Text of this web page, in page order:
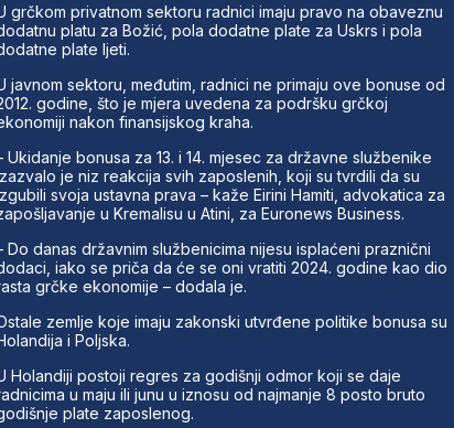
grčkom privatnom sektoru radnici imaju pravo na obaveznu
platu za Božić, pola dodatne plate za Uskrs i pola
plate ljeti.
javnom sektoru, međutim, radnici ne primaju ove bonuse od
godine, što je mjera uvedena za podršku grčkoj
nakon finansijskog kraha.
Ukidanje bonusa za 13. i 14. mjesec za državne službenike
je niz reakcija svih zaposlenih, koji su tvrdili da su
svoja ustavna prava – kaže Eirini Hamiti, advokatica za
u Kremalisu u Atini, za Euronews Business.
Do danas državnim službenicima nijesu isplaćeni praznični
iako se priča da će se oni vratiti 2024. godine kao dio
grčke ekonomije – dodala je.
zemlje koje imaju zakonski utvrđene politike bonusa su
i Poljska.
Holandiji postoji regres za godišnji odmor koji se daje
u maju ili junu u iznosu od najmanje 8 posto bruto
plate zaposlenog.